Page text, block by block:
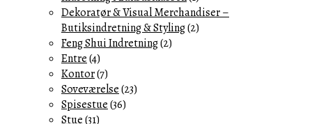
Dekoratør & Visual Merchandiser –
Butiksindretning & Styling(2)
Feng Shui Indretning(2)
Entre(4)
Kontor(7)
Soveværelse(23)
Spisestue(36)
Stue(31)